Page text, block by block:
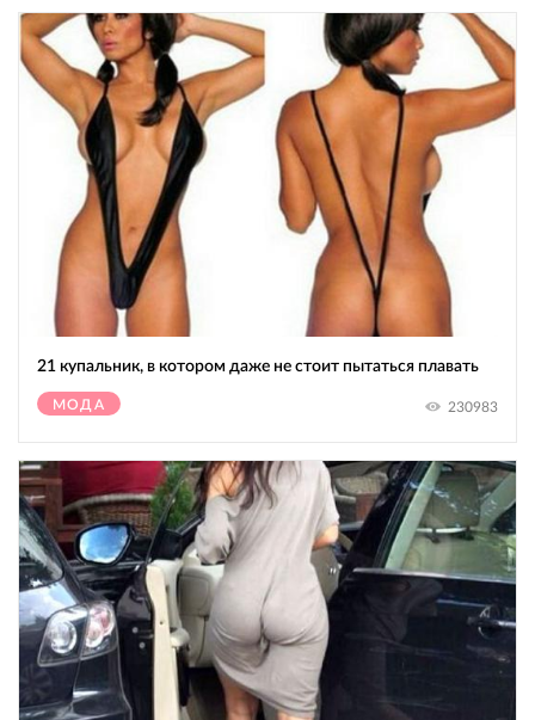
21 купальник, в котором даже не стоит пытаться плавать
МОДА 230983